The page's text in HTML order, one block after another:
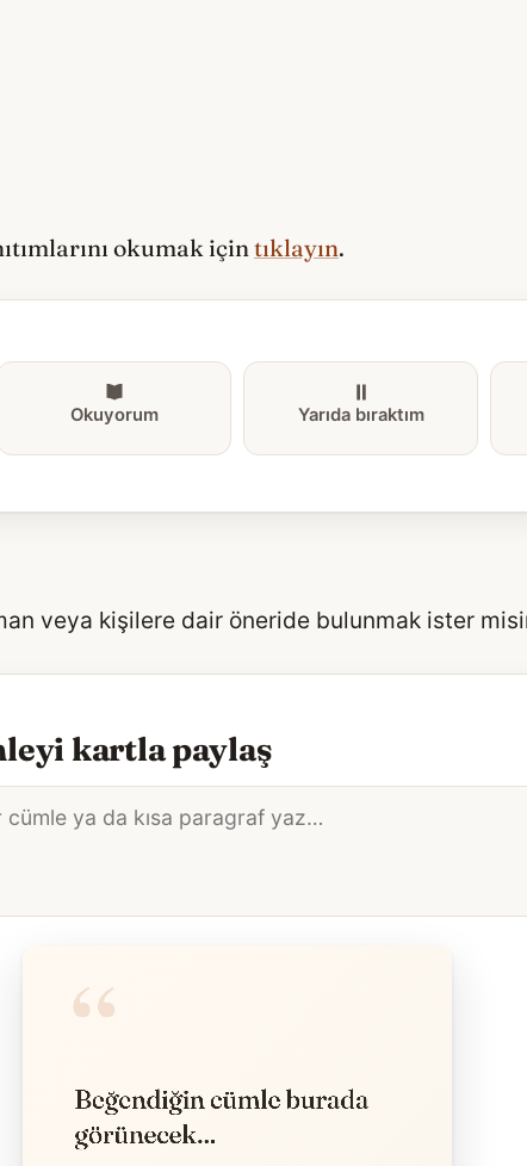
okumak içintıklayın.
Okuyorum Yarıda bıraktım
veya kişilere dair öneride bulunmak ister
kartla paylaş